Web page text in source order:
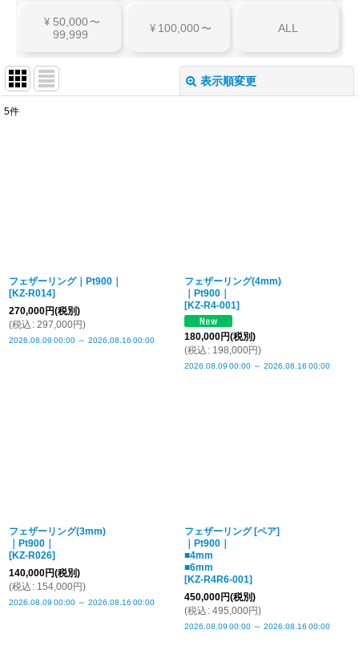
¥ 50,000 〜
99,999 ¥ 100,000 〜 ALL
表示順変更
5件
フェザーリング｜Pt900｜
[KZ-R014]
270,000円(税別)
(税込 : 297,000円)
2026.08.09 00:00 ～ 2026.08.16 00:00
フェザーリング(4mm)
｜Pt900｜
[KZ-R4-001]
180,000円(税別)
(税込 : 198,000円)
2026.08.09 00:00 ～ 2026.08.16 00:00
フェザーリング(3mm)
｜Pt900｜
[KZ-R026]
140,000円(税別)
(税込 : 154,000円)
2026.08.09 00:00 ～ 2026.08.16 00:00
フェザーリング [ペア]
｜Pt900｜
■4mm
■6mm
[KZ-R4R6-001]
450,000円(税別)
(税込 : 495,000円)
2026.08.09 00:00 ～ 2026.08.16 00:00